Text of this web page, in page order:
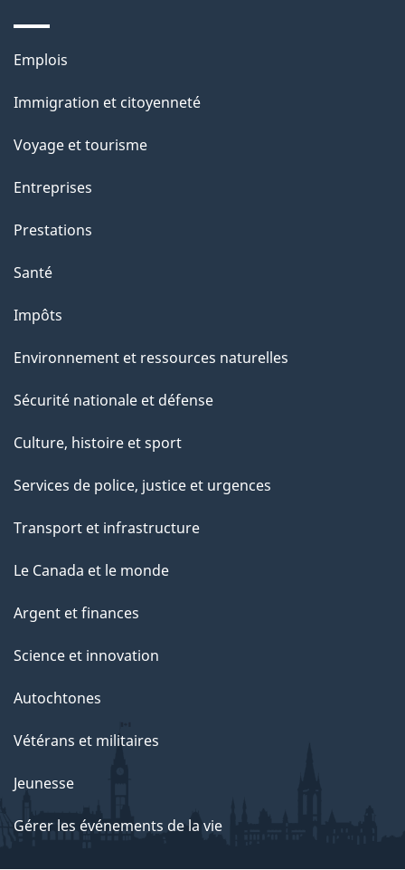
l
a
a
g
"
Thèmes
sujets
Emplois
Immigration et citoyenneté
Voyage et tourisme
Entreprises
Prestations
Santé
Impôts
Environnement et ressources naturelles
Sécurité nationale et défense
Culture, histoire et sport
Services de police, justice et urgences
Transport et infrastructure
Le Canada et le monde
Argent et finances
Science et innovation
Autochtones
Vétérans et militaires
Jeunesse
Gérer les événements de la vie